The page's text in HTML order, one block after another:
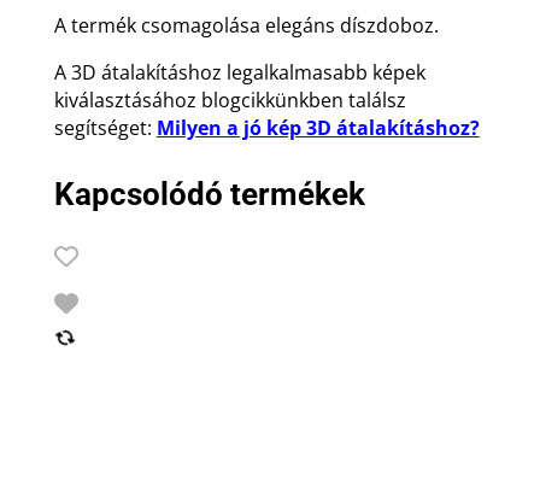
A termék csomagolása elegáns díszdoboz.
A 3D átalakításhoz legalkalmasabb képek
kiválasztásához blogcikkünkben találsz
segítséget: Milyen a jó kép 3D átalakításhoz?
Kapcsolódó termékek